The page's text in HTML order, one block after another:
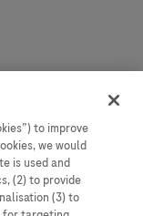
til en stor
i ditt land.
for tilgang til
gyldig juridisk
ditt.
to improve
we would
is used and
(2) to provide
(3) to